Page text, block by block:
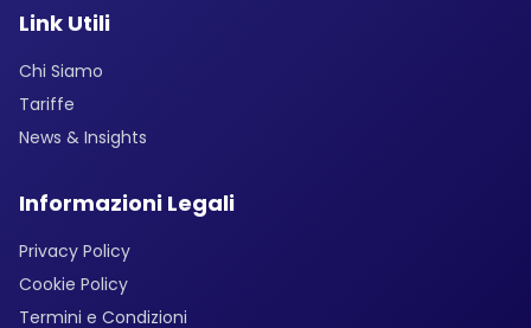
Link Utili
Chi Siamo
Tariffe
News & Insights
Informazioni Legali
Privacy Policy
Cookie Policy
Termini e Condizioni